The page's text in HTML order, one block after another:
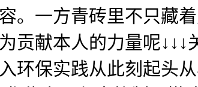
。一方青砖里不只藏
贡献本人的力量呢
环保实践从此刻起头